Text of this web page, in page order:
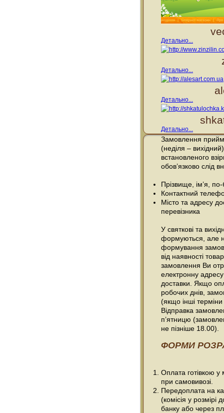
Детально...
Детально...
Детально...
Детально...
Замовлення
(неділя – вихідний)
встановленого
обов’язково слід
Прізвище, ім’я,
Контактний
Місто та адресу
перевізника
У святкові та
формуються, але
формування
від наявності
замовлення Ви
електронну
доставки. Якщо
робочих днів,
(якщо інші
Відправка
п’ятницю
не пізніше 18.00).
ФОРМИ
Оплата готівкою
при самовивозі.
Передоплата на
(комісія у розмірі
банку або через